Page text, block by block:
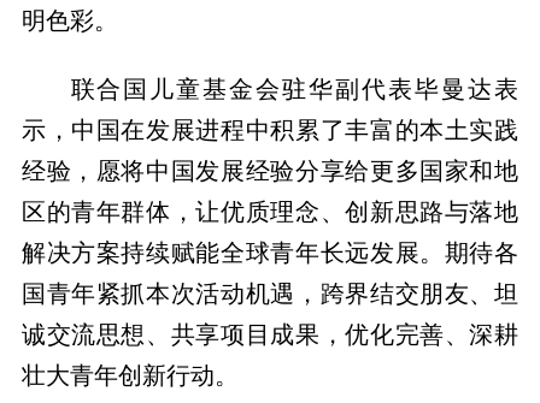
明色彩。
联合国儿童基金会驻华副代表毕曼达表
示，中国在发展进程中积累了丰富的本土实践
经验，愿将中国发展经验分享给更多国家和地
区的青年群体，让优质理念、创新思路与落地
解决方案持续赋能全球青年长远发展。期待各
国青年紧抓本次活动机遇，跨界结交朋友、坦
诚交流思想、共享项目成果，优化完善、深耕
壮大青年创新行动。